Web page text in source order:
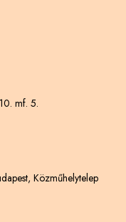
mf. 5.
Közműhelytelep